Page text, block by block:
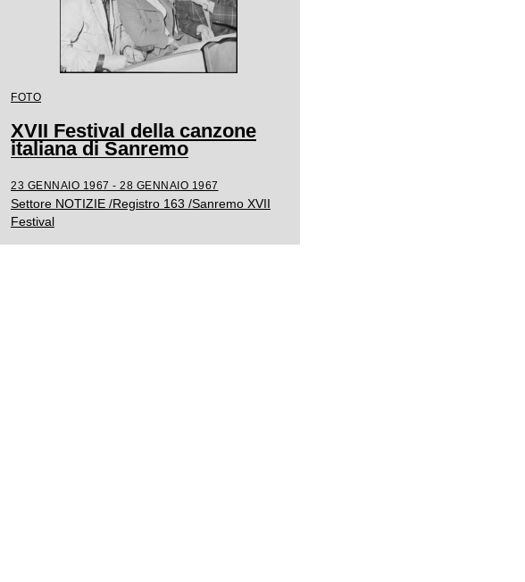
FOTO
XVII Festival della canzone
italiana di Sanremo
23 GENNAIO 1967 - 28 GENNAIO 1967
Settore NOTIZIE /Registro 163 /Sanremo XVII
Festival